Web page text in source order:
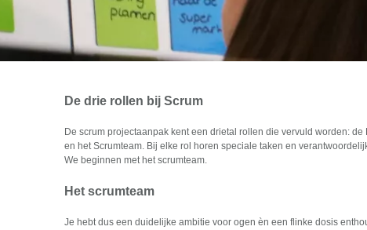
De drie rollen bij Scrum
De scrum projectaanpak kent een drietal rollen die vervuld worden: de
en het Scrumteam. Bij elke rol horen speciale taken en
We beginnen met het scrumteam.
Het scrumteam
Je hebt dus een duidelijke ambitie voor ogen èn een flinke dosis